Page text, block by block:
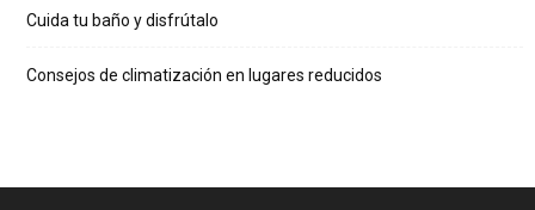
Cuida tu baño y disfrútalo
Consejos de climatización en lugares reducidos